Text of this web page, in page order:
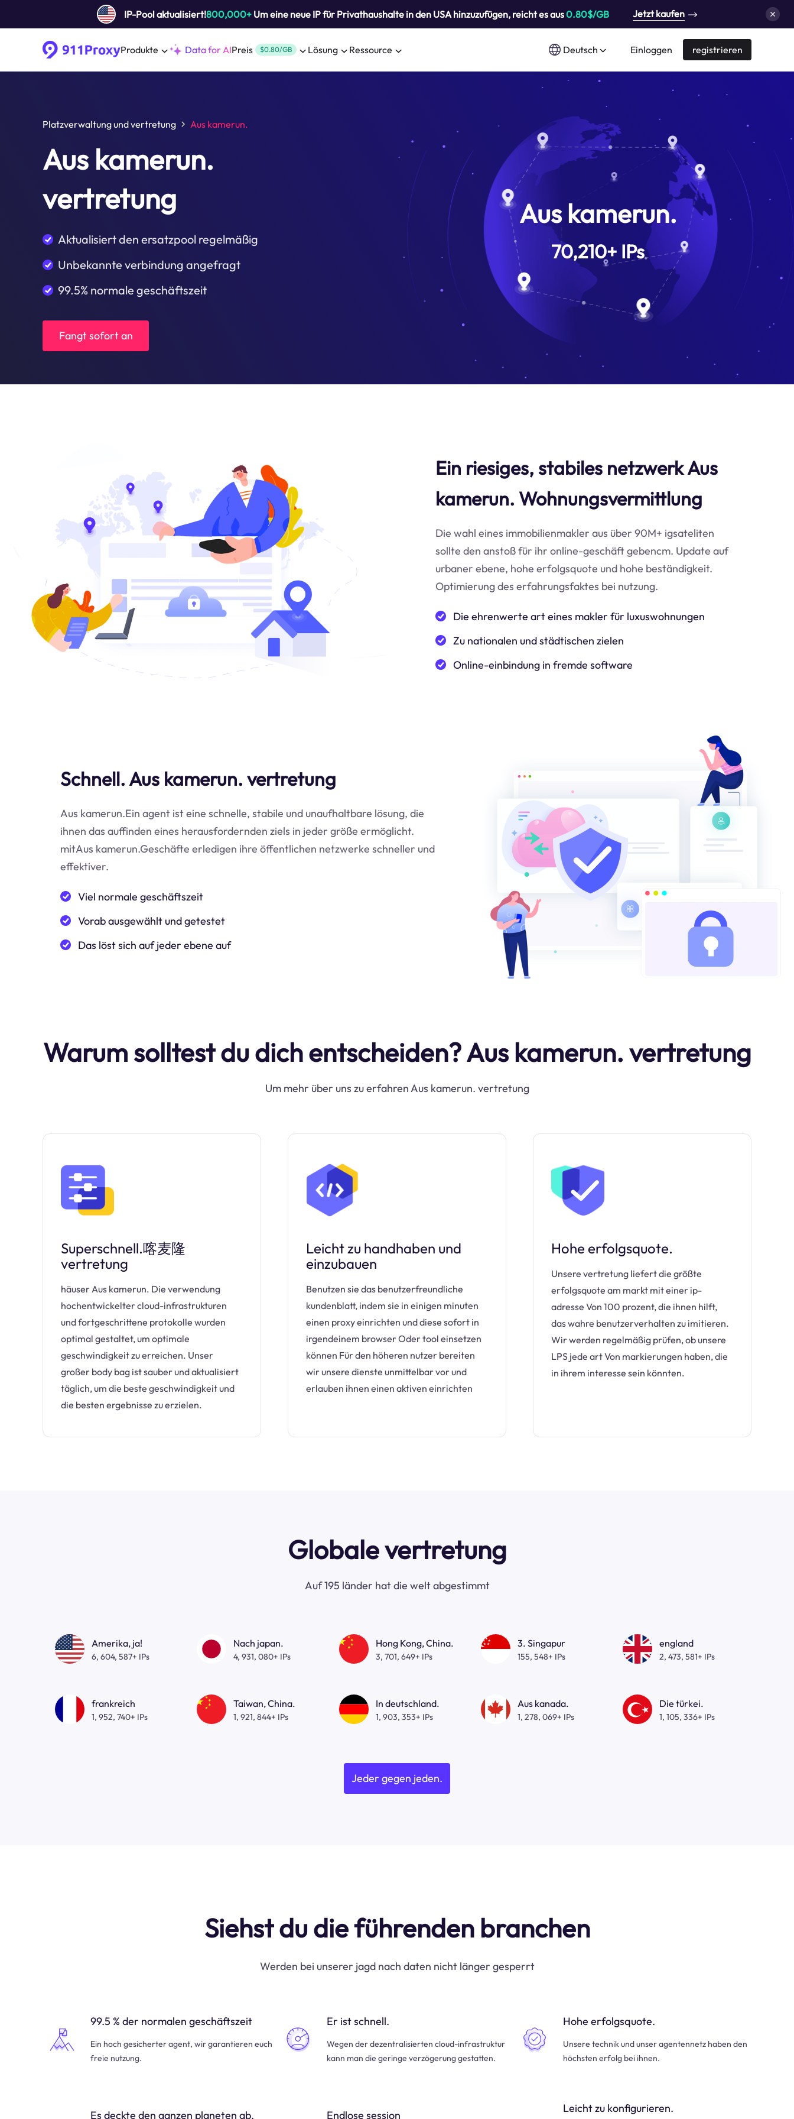
IP-Pool aktualisiert!800,000+Um eine neue IP für Privathaushalte in den USA hinzuzufügen, reicht es aus0.80$/GB Jetzt kaufen
Produkte Data for AIPreis $0.80/GB Lösung Ressource Deutsch Einloggen registrieren
Platzverwaltung und vertretung Aus kamerun.
Aus kamerun.
vertretung
Aktualisiert den ersatzpool regelmäßig
Unbekannte verbindung angefragt
99.5% normale geschäftszeit
Fangt sofort an
Aus kamerun.
70,210+ IPs
Ein riesiges, stabiles netzwerk Aus
kamerun. Wohnungsvermittlung
Die wahl eines immobilienmakler aus über 90M+ igsateliten
sollte den anstoß für ihr online-geschäft gebencm. Update auf
urbaner ebene, hohe erfolgsquote und hohe beständigkeit.
Optimierung des erfahrungsfaktes bei nutzung.
Die ehrenwerte art eines makler für luxuswohnungen
Zu nationalen und städtischen zielen
Online-einbindung in fremde software
Schnell. Aus kamerun. vertretung
Aus kamerun.Ein agent ist eine schnelle, stabile und unaufhaltbare lösung, die
ihnen das auffinden eines herausfordernden ziels in jeder größe ermöglicht.
mitAus kamerun.Geschäfte erledigen ihre öffentlichen netzwerke schneller und
effektiver.
Viel normale geschäftszeit
Vorab ausgewählt und getestet
Das löst sich auf jeder ebene auf
Warum solltest du dich entscheiden? Aus kamerun. vertretung
Um mehr über uns zu erfahren Aus kamerun. vertretung
Superschnell.喀麦隆
vertretung
häuser Aus kamerun. Die verwendung
hochentwickelter cloud-infrastrukturen
und fortgeschrittene protokolle wurden
optimal gestaltet, um optimale
geschwindigkeit zu erreichen. Unser
großer body bag ist sauber und aktualisiert
täglich, um die beste geschwindigkeit und
die besten ergebnisse zu erzielen.
Leicht zu handhaben und
einzubauen
Benutzen sie das benutzerfreundliche
kundenblatt, indem sie in einigen minuten
einen proxy einrichten und diese sofort in
irgendeinem browser Oder tool einsetzen
können Für den höheren nutzer bereiten
wir unsere dienste unmittelbar vor und
erlauben ihnen einen aktiven einrichten
Hohe erfolgsquote.
Unsere vertretung liefert die größte
erfolgsquote am markt mit einer ip-
adresse Von 100 prozent, die ihnen hilft,
das wahre benutzerverhalten zu imitieren.
Wir werden regelmäßig prüfen, ob unsere
LPS jede art Von markierungen haben, die
in ihrem interesse sein könnten.
Globale vertretung
Auf 195 länder hat die welt abgestimmt
Amerika, ja!
6, 604, 587+ IPs
Nach japan.
4, 931, 080+ IPs
Hong Kong, China.
3, 701, 649+ IPs
3. Singapur
155, 548+ IPs
england
2, 473, 581+ IPs
frankreich
1, 952, 740+ IPs
Taiwan, China.
1, 921, 844+ IPs
In deutschland.
1, 903, 353+ IPs
Aus kanada.
1, 278, 069+ IPs
Die türkei.
1, 105, 336+ IPs
Jeder gegen jeden.
Siehst du die führenden branchen
Werden bei unserer jagd nach daten nicht länger gesperrt
99.5 % der normalen geschäftszeit
Ein hoch gesicherter agent, wir garantieren euch
freie nutzung.
Er ist schnell.
Wegen der dezentralisierten cloud-infrastruktur
kann man die geringe verzögerung gestatten.
Hohe erfolgsquote.
Unsere technik und unser agentennetz haben den
höchsten erfolg bei ihnen.
Es deckte den ganzen planeten ab. Endlose session
Leicht zu konfigurieren.